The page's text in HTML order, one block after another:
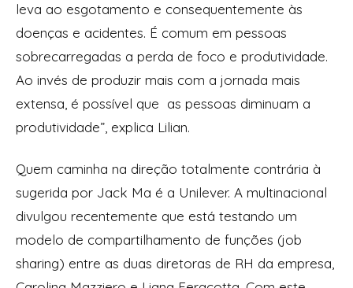
leva ao esgotamento e consequentemente às
doenças e acidentes. É comum em pessoas
sobrecarregadas a perda de foco e produtividade.
Ao invés de produzir mais com a jornada mais
extensa, é possível que as pessoas diminuam a
produtividade”, explica Lilian.
Quem caminha na direção totalmente contrária à
sugerida por Jack Ma é a Unilever. A multinacional
divulgou recentemente que está testando um
modelo de compartilhamento de funções (job
sharing) entre as duas diretoras de RH da empresa,